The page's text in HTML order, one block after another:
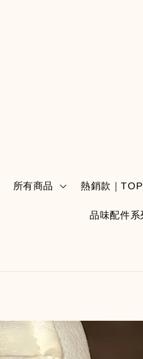
所有商品 熱銷款｜
品味配件系